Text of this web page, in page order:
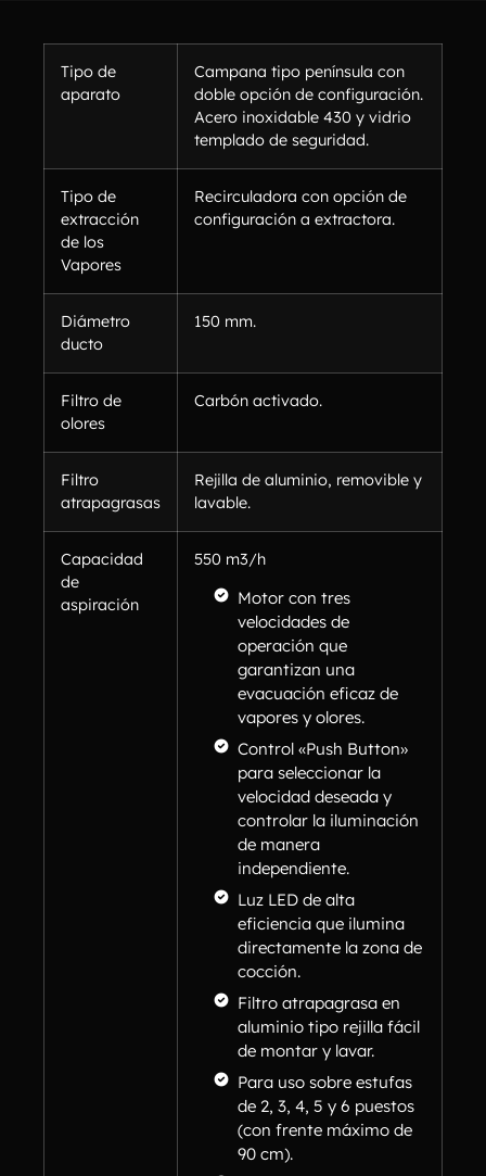
Tipo de
aparato
Campana tipo península con
doble opción de configuración.
Acero inoxidable 430 y vidrio
templado de seguridad.
Tipo de
extracción
de los
Vapores
Recirculadora con opción de
configuración a extractora.
Diámetro
ducto
150 mm.
Filtro de
olores
Carbón activado.
Filtro
atrapagrasas
Rejilla de aluminio, removible y
lavable.
Capacidad
de
aspiración
550 m3/h
Motor con tres
velocidades de
operación que
garantizan una
evacuación eficaz de
vapores y olores.
Control «Push Button»
para seleccionar la
velocidad deseada y
controlar la iluminación
de manera
independiente.
Luz LED de alta
eficiencia que ilumina
directamente la zona de
cocción.
Filtro atrapagrasa en
aluminio tipo rejilla fácil
de montar y lavar.
Para uso sobre estufas
de 2, 3, 4, 5 y 6 puestos
(con frente máximo de
90 cm).